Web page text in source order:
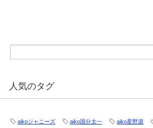
人気のタグ
aikoジャニーズ aiko国分太一 aiko星野源